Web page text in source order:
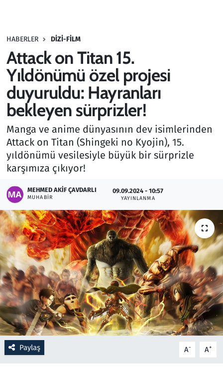
HABERLER DIZI-FILM
Attack on Titan 15.
Yıldönümü özel projesi
duyuruldu: Hayranları
bekleyen sürprizler!
Manga ve anime dünyasının dev isimlerinden
Attack on Titan (Shingeki no Kyojin), 15.
yıldönümü vesilesiyle büyük bir sürprizle
karşımıza çıkıyor!
MEHMED AKIF ÇAVDARLI
MUHABIR
09.09.2024 - 10:57
YAYINLANMA
Paylaş A- A+
Haber
Kültür Sanat
Kurumsal Haberler
Lezzet Durağı
Memur ve Kamu
Otomobil
Oyun
Ramazan
Resmi İlanlar
Rüya Tabirleri
Sağlık
Savunma Sanayi
Seçim 2023